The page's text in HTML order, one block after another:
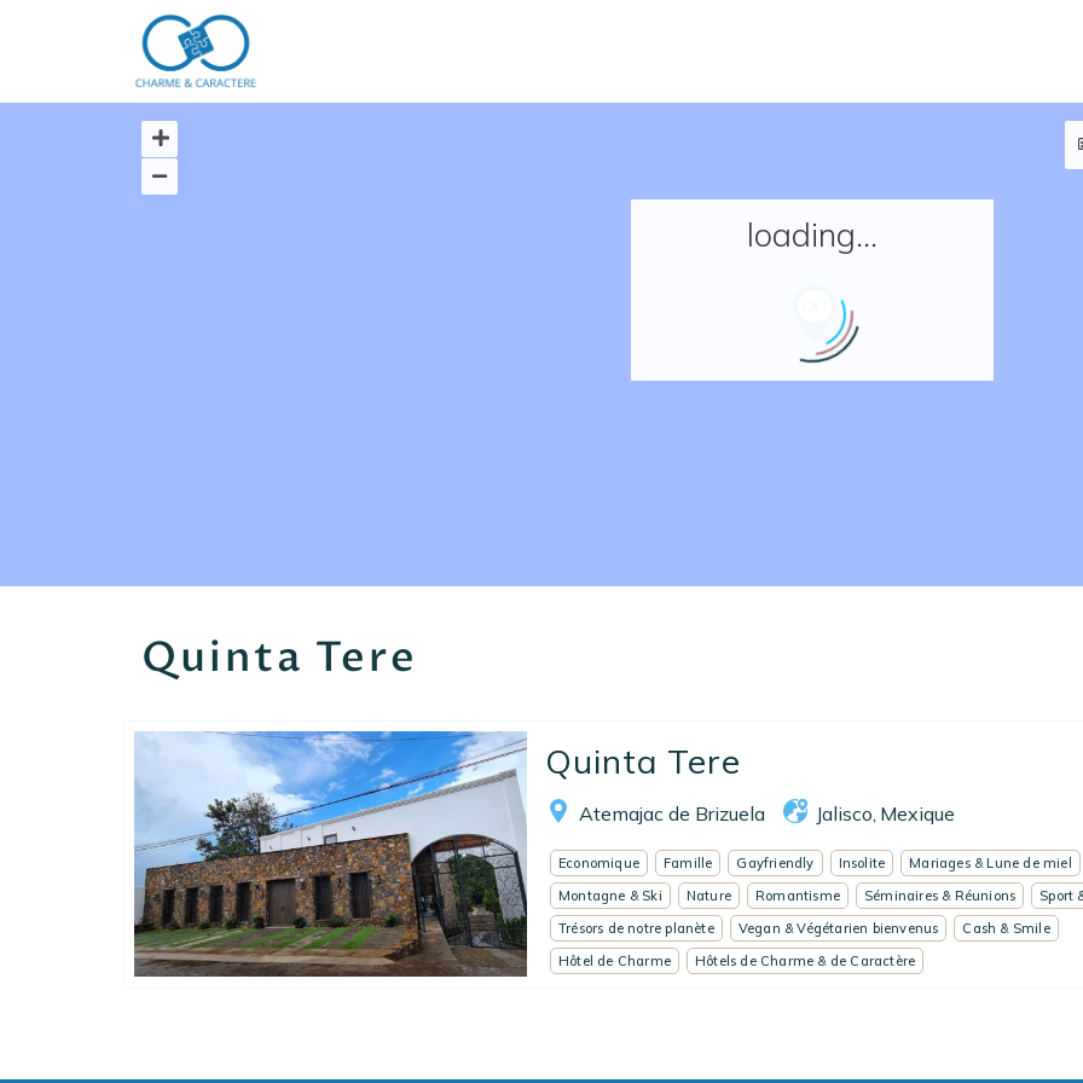
Réserver un séjour
loading...
Quinta Tere
Quinta Tere
Atemajac de Brizuela Jalisco Mexique
Economique Famille Gayfriendly Insolite
Mariages & Lune de miel
Montagne & Ski
Nature Romantisme Séminaires & Réunions
Sport
Trésors de notre planète
Vegan & Végétarien bienvenus
Cash & Smile
Hôtel de Charme
Hôtels de Charme & de Caractère